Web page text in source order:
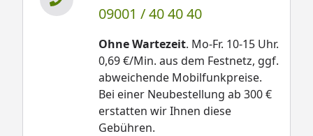
09001 / 40 40 40
Ohne Wartezeit. Mo-Fr. 10-15 Uhr.
0,69 €/Min. aus dem Festnetz, ggf.
abweichende Mobilfunkpreise.
Bei einer Neubestellung ab 300 €
erstatten wir Ihnen diese
Gebühren.